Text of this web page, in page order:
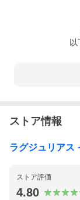
以
ストア情報
ラグジュリアス
ストア評価
4.80